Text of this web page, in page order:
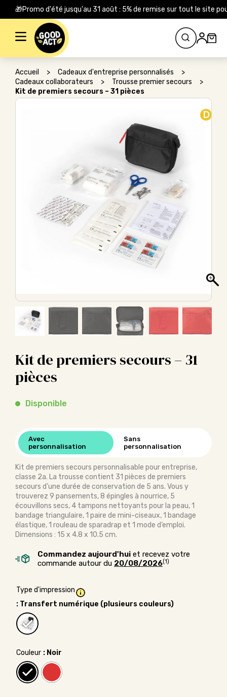
🎁Promo d'été jusqu'au 31 août : 5% de remise sur tout le site
Rechercher :
Accueil > Cadeaux d'entreprise personnalisés
>
Cadeaux collaborateurs
> Trousse premier secours
>
Kit de premiers secours – 31 pièces
D
Kit de premiers secours – 31
pièces
Disponible
Avec
personnalisation
Sans
personnalisation
Kit de premiers secours personnalisable pour entreprise,
classe 2a. La trousse contient 31 pièces de premiers
secours d’une durée de conservation de 5 ans. Vous y
trouverez 9 pansements, 8 épingles à nourrice, 5
écouvillons secs, 4 tampons nettoyants pour la peau, 1
bandage triangulaire, 1 paire de mini-ciseaux, 1 bandage
élastique, 1 rouleau de sparadrap et 1 mode d’emploi.
Dimensions : 15 x 4.8 x 10.5 cm.
Commandez aujourd'hui et recevez votre
commande autour du 20/08/2026(1)
Type d'impression
: Transfert numérique (plusieurs couleurs)
Couleur : Noir